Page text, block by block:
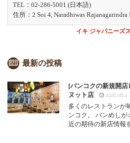
TEL：02-286-5001 (日本語)
住所：2 Soi 4, Naradhiwas Rajanagarindra
イキ ジャパニーズ
最新の投稿
[バンコクの新規開
ヌット店
2026.08.4
多くのレストランが
ンコク。 バンめし
近の期待の新店情報